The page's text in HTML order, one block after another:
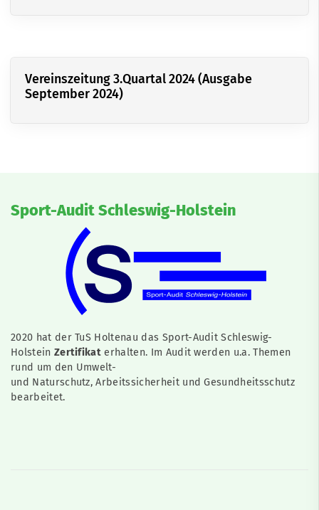
Vereinszeitung 3.Quartal 2024 (Ausgabe
September 2024)
Sport-Audit Schleswig-Holstein
2020 hat der TuS Holtenau das Sport-Audit Schleswig-
Holstein Zertifikat erhalten. Im Audit werden u.a. Themen
rund um den Umwelt-
und Naturschutz, Arbeitssicherheit und Gesundheitsschutz
bearbeitet.